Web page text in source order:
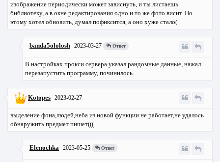
изображение периодически может зависнуть, и ты листаешь
библиотеку, а в окне редактирования одно и то же фото висит. По
этому хотел обновить, думал пофиксится, а оно хуже стало(
banda5ololosh 2023-03-27 Ответ
В настройках прокси сервера указал рандомные данные, нажал
перезапустить программу, починилось.
Kotopes 2023-02-27
выделение фона,людей,неба из новой функции не работает,не удалось
обнаружить предмет пишет(((
Elenochka 2023-05-25 Ответ